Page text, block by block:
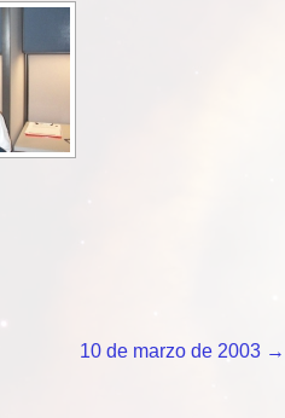
10 de marzo de 2003 →